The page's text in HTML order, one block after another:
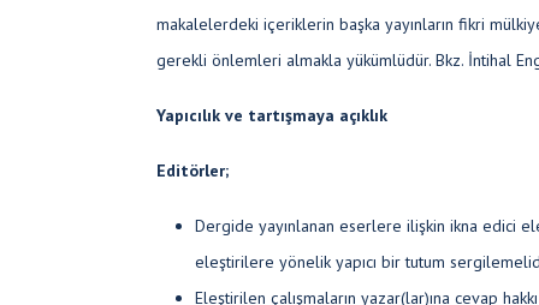
makalelerdeki içeriklerin başka yayınların fikri
gerekli önlemleri almakla yükümlüdür. Bkz. İntihal
Yapıcılık ve tartışmaya açıklık
Editörler;
Dergide yayınlanan eserlere ilişkin ikna edici
eleştirilere yönelik yapıcı bir tutum
Eleştirilen çalışmaların yazar(lar)ına cevap hakkı